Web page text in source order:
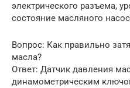
электрического разъема,
состояние масляного
Вопрос: Как правильно
масла?
Ответ: Датчик давления
динамометрическим